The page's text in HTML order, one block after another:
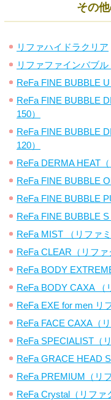
その
リファハイドラクリア
リファファインバブル
ReFa FINE BUBBLE
ReFa FINE BUBBLE
150）
ReFa FINE BUBBLE
120）
ReFa DERMA HEAT
ReFa FINE BUBBLE
ReFa FINE BUBBLE
ReFa FINE BUBBLE
ReFa MIST （リファ
ReFa CLEAR（リファ
ReFa BODY
ReFa BODY CAXA （
ReFa EXE for men リ
ReFa FACE CAXA（
ReFa SPECIALIST（
ReFa GRACE HEAD
ReFa PREMIUM（リ
ReFa Crystal（リファ